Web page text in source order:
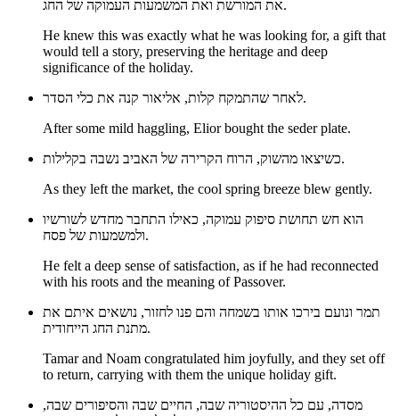
את המורשת ואת המשמעות העמוקה של החג.
He knew this was exactly what he was looking for, a gift that
would tell a story, preserving the heritage and deep
significance of the holiday.
לאחר שהתמקח קלות, אליאור קנה את כלי הסדר.
After some mild haggling, Elior bought the seder plate.
כשיצאו מהשוק, הרוח הקרירה של האביב נשבה בקלילות.
As they left the market, the cool spring breeze blew gently.
הוא חש תחושת סיפוק עמוקה, כאילו התחבר מחדש לשורשיו
ולמשמעות של פסח.
He felt a deep sense of satisfaction, as if he had reconnected
with his roots and the meaning of Passover.
תמר ונועם בירכו אותו בשמחה והם פנו לחזור, נושאים איתם את
מתנת החג הייחודית.
Tamar and Noam congratulated him joyfully, and they set off
to return, carrying with them the unique holiday gift.
מסדה, עם כל ההיסטוריה שבה, החיים שבה והסיפורים שבה,